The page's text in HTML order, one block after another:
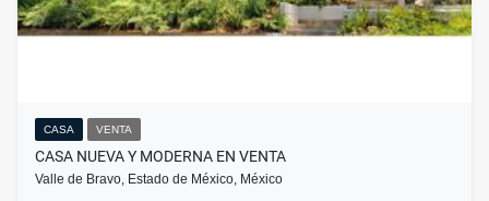
CASA VENTA
CASA NUEVA Y MODERNA EN VENTA
Valle de Bravo, Estado de México, México